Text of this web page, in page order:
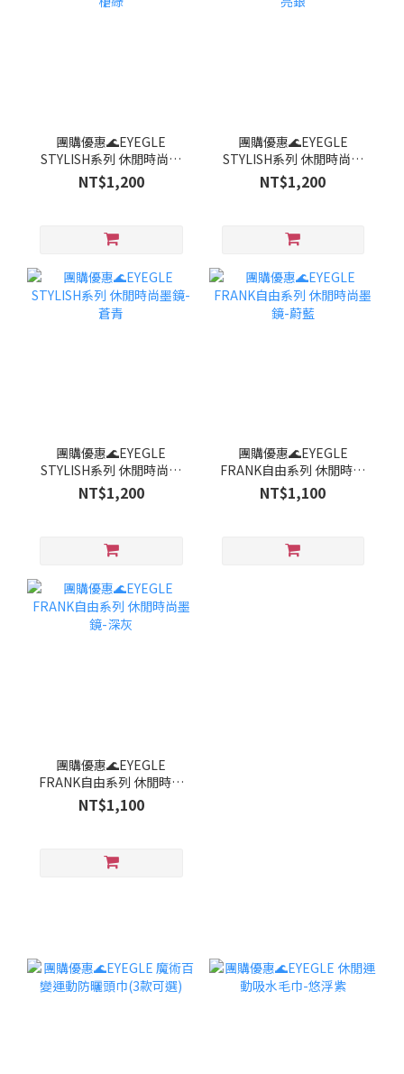
團購優惠🌊EYEGLE
STYLISH系列 休閒時尚墨
鏡-槍綠
NT$1,200
團購優惠🌊EYEGLE
STYLISH系列 休閒時尚墨
鏡-亮銀
NT$1,200
團購優惠🌊EYEGLE
STYLISH系列 休閒時尚墨
鏡-蒼青
NT$1,200
團購優惠🌊EYEGLE
FRANK自由系列 休閒時尚
墨鏡-蔚藍
NT$1,100
團購優惠🌊EYEGLE
FRANK自由系列 休閒時尚
墨鏡-深灰
NT$1,100